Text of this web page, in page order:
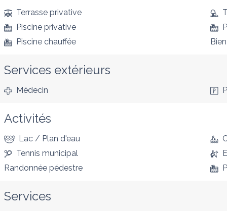
Terrasse privative
Piscine privative
Piscine chauffée
Services extérieurs
Médecin
Activités
Lac / Plan d'eau
Tennis municipal
Randonnée pédestre
Services